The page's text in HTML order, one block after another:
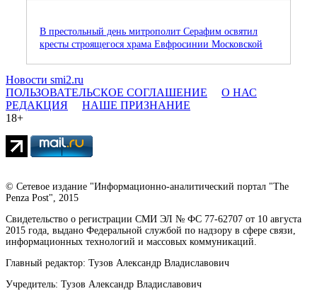
В престольный день митрополит Серафим освятил
кресты строящегося храма Евфросинии Московской
Новости smi2.ru
ПОЛЬЗОВАТЕЛЬСКОЕ СОГЛАШЕНИЕ
О НАС
РЕДАКЦИЯ
НАШЕ ПРИЗНАНИЕ
18+
© Сетевое издание "Информационно-аналитический портал "The
Penza Post", 2015
Свидетельство о регистрации СМИ ЭЛ № ФС 77-62707 от 10 августа
2015 года, выдано Федеральной службой по надзору в сфере связи,
информационных технологий и массовых коммуникаций.
Главный редактор: Тузов Александр Владиславович
Учредитель: Тузов Александр Владиславович